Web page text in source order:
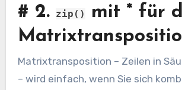
# 2. zip()
mit * für
Matrixtransposition – Zeilen in
– wird einfach, wenn Sie sich